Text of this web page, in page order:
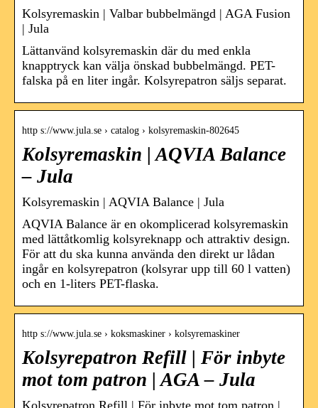
Kolsyremaskin | Valbar bubbelmängd | AGA Fusion
| Jula
Lättanvänd kolsyremaskin där du med enkla
knapptryck kan välja önskad bubbelmängd. PET-
falska på en liter ingår. Kolsyrepatron säljs separat.
http s://www.jula.se › catalog › kolsyremaskin-802645
Kolsyremaskin | AQVIA Balance
– Jula
Kolsyremaskin | AQVIA Balance | Jula
AQVIA Balance är en okomplicerad kolsyremaskin
med lättåtkomlig kolsyreknapp och attraktiv design.
För att du ska kunna använda den direkt ur lådan
ingår en kolsyrepatron (kolsyrar upp till 60 l vatten)
och en 1-liters PET-flaska.
http s://www.jula.se › koksmaskiner › kolsyremaskiner
Kolsyrepatron Refill | För inbyte
mot tom patron | AGA – Jula